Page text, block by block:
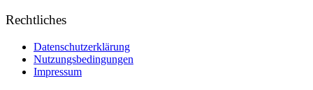
Rechtliches
Datenschutzerklärung
Nutzungsbedingungen
Impressum